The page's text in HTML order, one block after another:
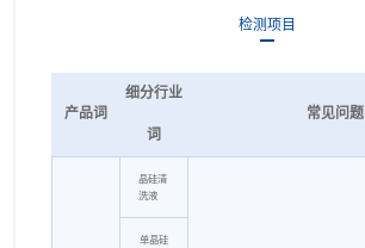
检测项目
产品词
细分行业
词
常见问题
晶硅清
洗液
单晶硅